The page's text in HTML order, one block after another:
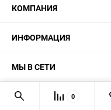
КОМПАНИЯ
ИНФОРМАЦИЯ
МЫ В СЕТИ
КОНТАКТЫ 0